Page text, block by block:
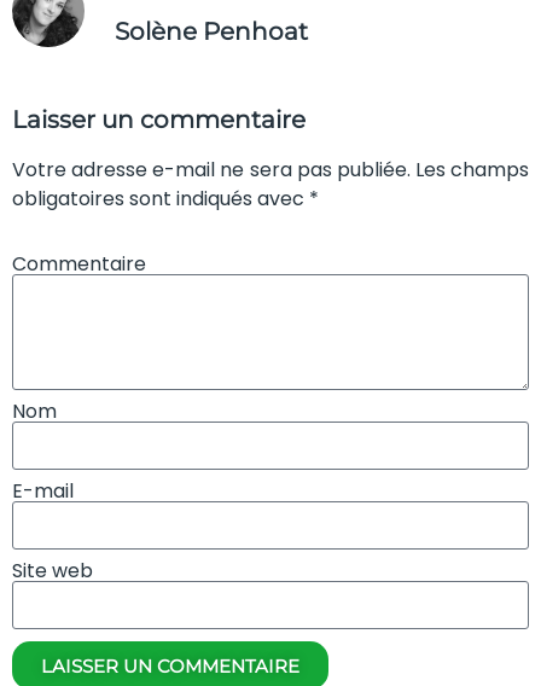
Solène Penhoat
Laisser un commentaire
Votre adresse e-mail ne sera pas publiée. Les champs
obligatoires sont indiqués avec *
Commentaire
Nom
E-mail
Site web
LAISSER UN COMMENTAIRE